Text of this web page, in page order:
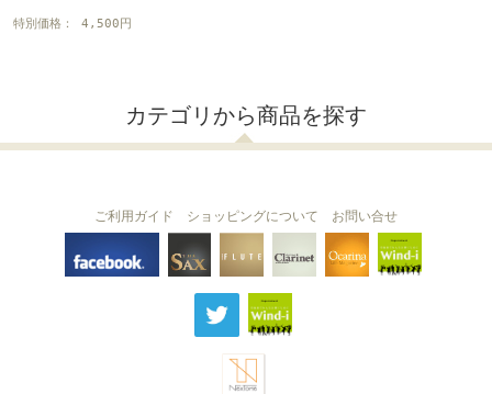
特別価格： 4,500円
カテゴリから商品を探す
THE SAX The Clarinet
Ocarina
ご利用ガイド ショッピングについて お問い合せ